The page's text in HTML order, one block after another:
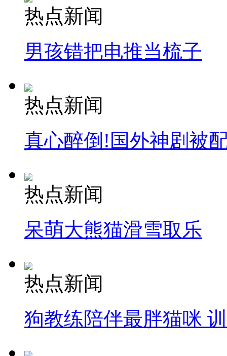
热点新闻
男孩错把电推当梳子
热点新闻
真心醉倒!国外神剧被
热点新闻
呆萌大熊猫滑雪取乐
热点新闻
狗教练陪伴最胖猫咪